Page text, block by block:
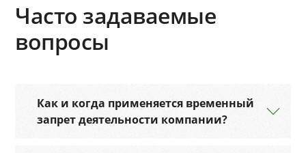
Часто задаваемые
вопросы
Как и когда применяется временный
запрет деятельности компании?